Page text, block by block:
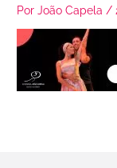
PorJoão Capela /